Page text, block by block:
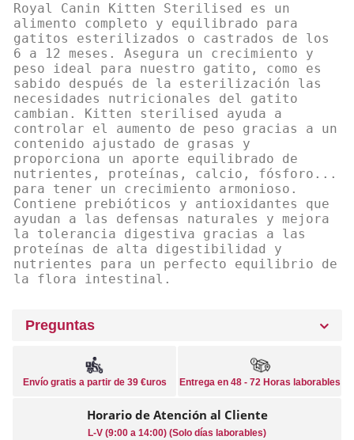
Royal Canin Kitten Sterilised es un
alimento completo y equilibrado para
gatitos esterilizados o castrados de los
6 a 12 meses. Asegura un crecimiento y
peso ideal para nuestro gatito, como es
sabido después de la esterilización las
necesidades nutricionales del gatito
cambian. Kitten sterilised ayuda a
controlar el aumento de peso gracias a un
contenido ajustado de grasas y
proporciona un aporte equilibrado de
nutrientes, proteínas, calcio, fósforo...
para tener un crecimiento armonioso.
Contiene prebióticos y antioxidantes que
ayudan a las defensas naturales y mejora
la tolerancia digestiva gracias a las
proteínas de alta digestibilidad y
nutrientes para un perfecto equilibrio de
la flora intestinal.
Preguntas
Envío gratis a partir de 39 €uros Entrega en 48 - 72 Horas laborables
Horario de Atención al Cliente
L-V (9:00 a 14:00) (Solo días laborables)